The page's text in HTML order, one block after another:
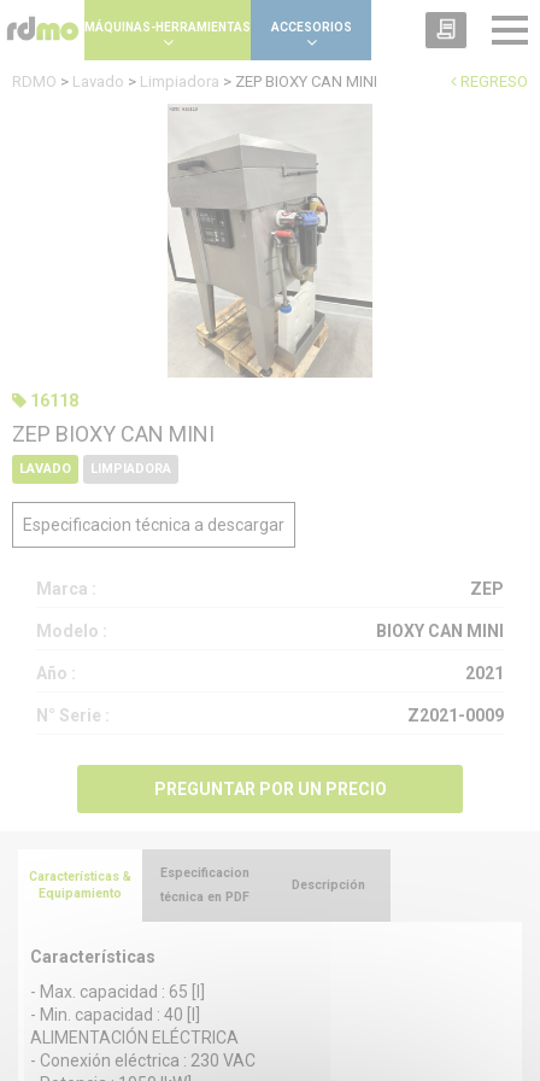
MÁQUINAS-HERRAMIENTAS ACCESORIOS
REGRESO
RDMO > Lavado > Limpiadora > ZEP BIOXY CAN MINI
16118
ZEP BIOXY CAN MINI
LAVADO LIMPIADORA
Especificacion técnica a descargar
Marca : ZEP
Modelo : BIOXY CAN MINI
Año : 2021
N° Serie : Z2021-0009
PREGUNTAR POR UN PRECIO
Características &
Equipamiento
Características
- Max. capacidad : 65 [l]
- Min. capacidad : 40 [l]
ALIMENTACIÓN ELÉCTRICA
- Conexión eléctrica : 230 VAC
Especificacion
técnica en PDF
Descripción